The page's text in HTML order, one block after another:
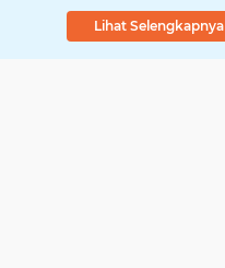
2021-2026
Lihat Selengkapnya